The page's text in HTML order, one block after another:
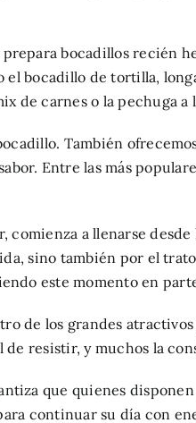
bocadillos recién
bocadillo de tortilla,
de carnes o la pechuga
También
Entre las más
a llenarse
sino también por el
este momento en
de los grandes
resistir, y muchos la
que quienes
continuar su día con